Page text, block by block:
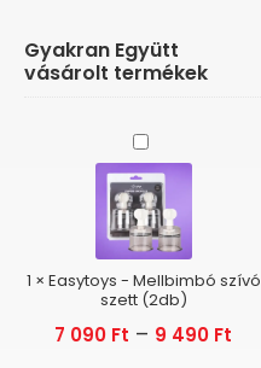
Gyakran Együtt
vásárolt termékek
Easytoys
-
Mellbimbó
szívó
szett
(2db)
1 × Easytoys - Mellbimbó szívó
szett (2db)
7 090 Ft – 9 490 Ft